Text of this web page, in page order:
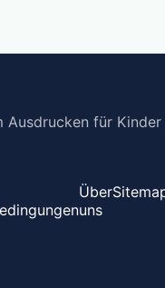
Ausdrucken für Kinder
Über
uns